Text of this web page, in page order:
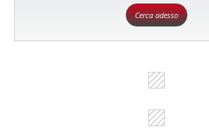
Cerca adesso